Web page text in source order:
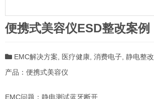
便携式美容仪ESD整改案例
EMC解决方案 医疗健康 消费电子 静电整改
产品：便携式美容仪
EMC问题：静电测试蓝牙断开